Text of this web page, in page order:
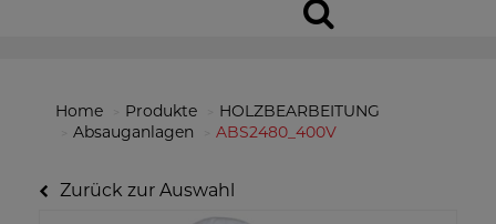
Home Produkte
HOLZBEARBEITUNG
Absauganlagen
ABS2480_400V
Zurück zur Auswahl